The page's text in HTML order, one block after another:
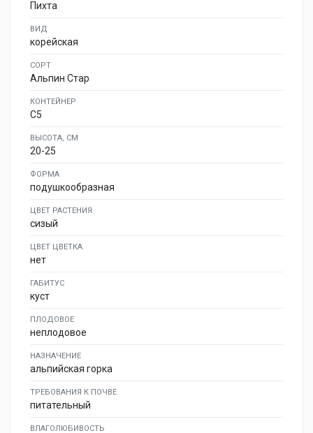
Пихта
ВИД
корейская
СОРТ
Альпин Стар
КОНТЕЙНЕР
C5
ВЫСОТА, СМ
20-25
ФОРМА
подушкообразная
ЦВЕТ РАСТЕНИЯ
сизый
ЦВЕТ ЦВЕТКА
нет
ГАБИТУС
куст
ПЛОДОВОЕ
неплодовое
НАЗНАЧЕНИЕ
альпийская горка
ТРЕБОВАНИЯ К ПОЧВЕ
питательный
ВЛАГОЛЮБИВОСТЬ